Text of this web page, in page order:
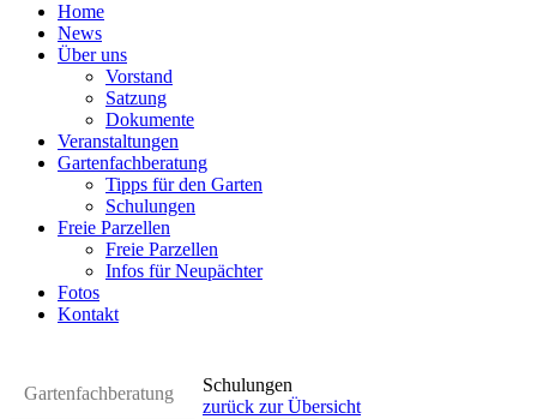
Home
News
Über uns
Vorstand
Satzung
Dokumente
Veranstaltungen
Gartenfachberatung
Tipps für den Garten
Schulungen
Freie Parzellen
Freie Parzellen
Infos für Neupächter
Fotos
Kontakt
Gartenfachberatung
Schulungen
zurück zur Übersicht